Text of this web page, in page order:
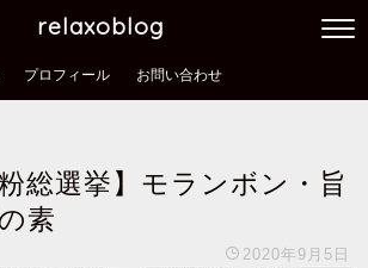
relaxoblog
プロフィール お問い合わせ
総選挙】モランボン・旨
素
2020年9月5日